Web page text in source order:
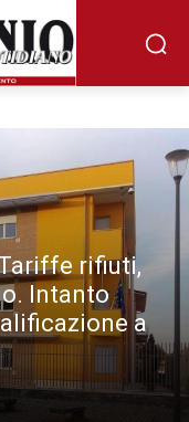
rifiuti,
Intanto
a